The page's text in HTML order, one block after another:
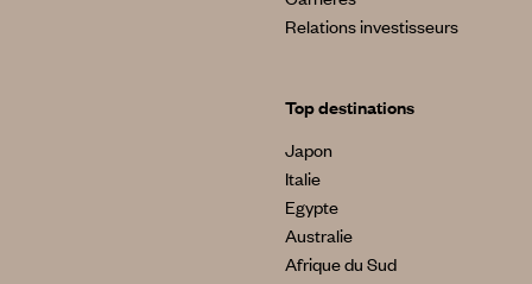
Relations investisseurs
Top destinations
Japon
Italie
Egypte
Australie
Afrique du Sud